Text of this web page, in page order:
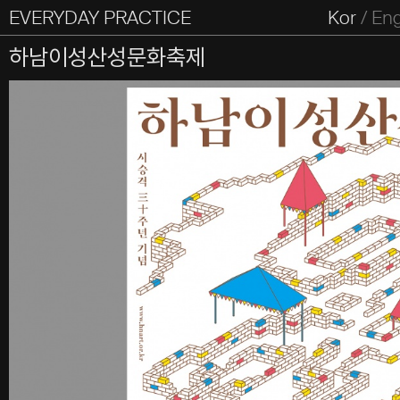
EVERYDAY PRACTICE
일상의실천 Kor/
All Types Graphic Editorial
Everyday
하남이성산성문화축제